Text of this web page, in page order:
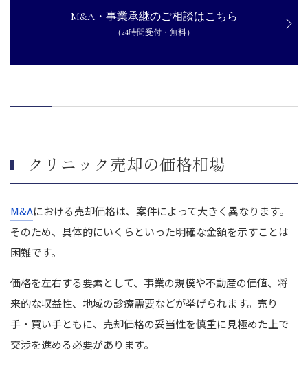
M&A・事業承継のご相談はこちら
（24時間受付・無料）
クリニック売却の価格相場
M&Aにおける売却価格は、案件によって大きく異なります。
そのため、具体的にいくらといった明確な金額を示すことは
困難です。
価格を左右する要素として、事業の規模や不動産の価値、将
来的な収益性、地域の診療需要などが挙げられます。売り
手・買い手ともに、売却価格の妥当性を慎重に見極めた上で
交渉を進める必要があります。